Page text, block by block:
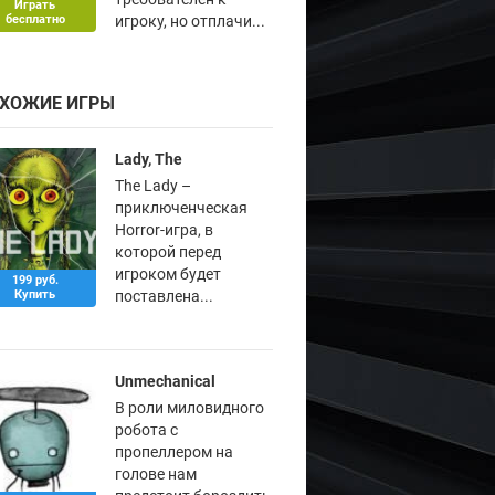
Играть
бесплатно
игроку, но отплачи...
ИГРЫ
199 руб.
Купить
Lady, The
The Lady –
приключенческая
Horror-игра, в
которой перед
игроком будет
поставлена...
Unmechanical
В роли миловидного
робота с
пропеллером на
голове нам